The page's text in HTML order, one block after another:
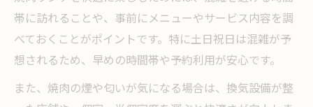
帯に訪れることや、事前にメニューやサービス内容を調
べておくことがポイントです。特に土日祝日は混雑が予
想されるため、早めの時間帯や予約利用が安心です。
また、焼肉の煙や匂いが気になる場合は、換気設備が整